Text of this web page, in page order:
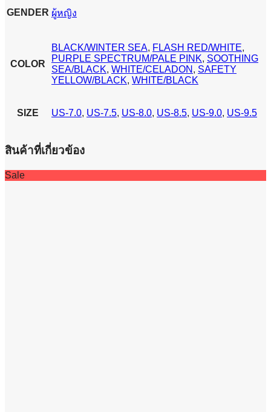
GENDER ผู้หญิง
COLOR
BLACK/WINTER SEA, FLASH RED/WHITE,
PURPLE SPECTRUM/PALE PINK, SOOTHING
SEA/BLACK, WHITE/CELADON , SAFETY
YELLOW/BLACK, WHITE/BLACK
SIZE US-7.0, US-7.5, US-8.0, US-8.5, US-9.0, US-9.5
สินค้าที่เกี่ยวข้อง
Sale